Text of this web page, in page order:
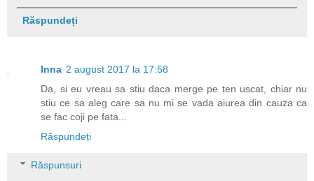
Răspundeți
Inna 2 august 2017 la 17:58
Da, si eu vreau sa stiu daca merge pe ten uscat, chiar nu
stiu ce sa aleg care sa nu mi se vada aiurea din cauza ca
se fac coji pe fata...
Răspundeți
Răspunsuri